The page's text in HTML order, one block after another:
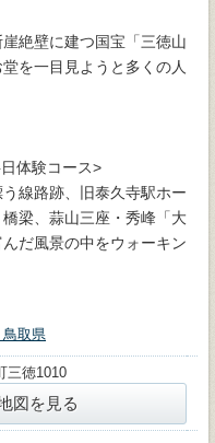
絶壁に建つ国宝「三徳山
を一目見ようと多くの人
体験コース>
線路跡、旧泰久寺駅ホー
梁、蒜山三座・秀峰「大
だ風景の中をウォーキン
鳥取県
三徳1010
図を見る